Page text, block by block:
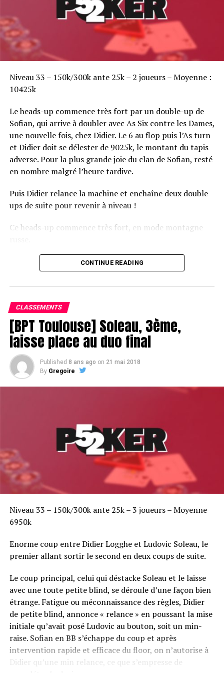
Niveau 33 – 150k/300k ante 25k – 2 joueurs – Moyenne :
10425k
Le heads-up commence très fort par un double-up de
Sofian, qui arrive à doubler avec As Six contre les Dames,
une nouvelle fois, chez Didier. Le 6 au flop puis l’As turn
et Didier doit se délester de 9025k, le montant du tapis
adverse. Pour la plus grande joie du clan de Sofian, resté
en nombre malgré l’heure tardive.
Puis Didier relance la machine et enchaîne deux double
ups de suite pour revenir à niveau !
Ce heads-up commence très fort, en mode montagne
Le champagne va réchauffer si les deux finalistes ne se décident pas !
CONTINUE READING
CLASSEMENTS
[BPT Toulouse] Soleau, 3ème,
laisse place au duo final
Published 8 ans ago on 21 mai 2018
By Gregoire
Niveau 33 – 150k/300k ante 25k – 3 joueurs – Moyenne
6950k
Enorme coup entre Didier Logghe et Ludovic Soleau, le
premier allant sortir le second en deux coups de suite.
Le coup principal, celui qui déstacke Soleau et le laisse
avec une toute petite blind, se déroule d’une façon bien
étrange. Fatigue ou méconnaissance des règles, Didier
de petite blind, annonce « relance » en poussant la mise
initiale qu’avait posé Ludovic au bouton, soit un min-
raise. Sofian en BB s’échappe du coup et après
intervention rapide et efficace du floor, on n’autorise à
Didier qu’une min relance, ce que s’empresse de